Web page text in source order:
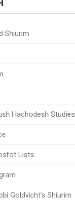
Shiurim
Hachodesh Studies
Lists
Goldvicht's Shiurim